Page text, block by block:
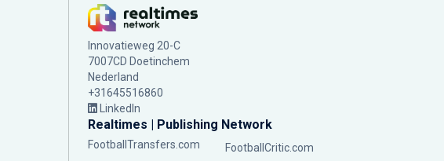
Innovatieweg 20-C
7007CD Doetinchem
Nederland
+31645516860
LinkedIn
Realtimes | Publishing Network
FootballTransfers.com
FootballCritic.com